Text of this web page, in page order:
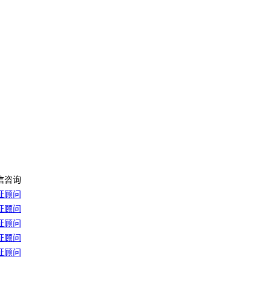
咨询
顾问
顾问
顾问
顾问
顾问